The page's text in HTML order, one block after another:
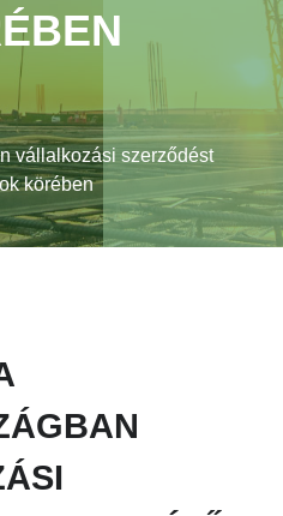
vállalkozási szerződést
körében